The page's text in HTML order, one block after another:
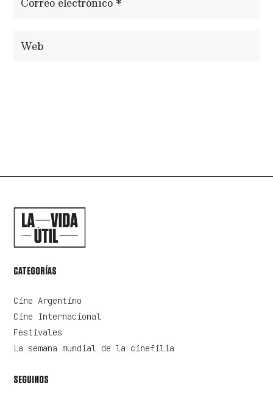
CATEGORÍAS
Cine Argentino
Cine Internacional
Festivales
La semana mundial de la cinefilia
SEGUINOS